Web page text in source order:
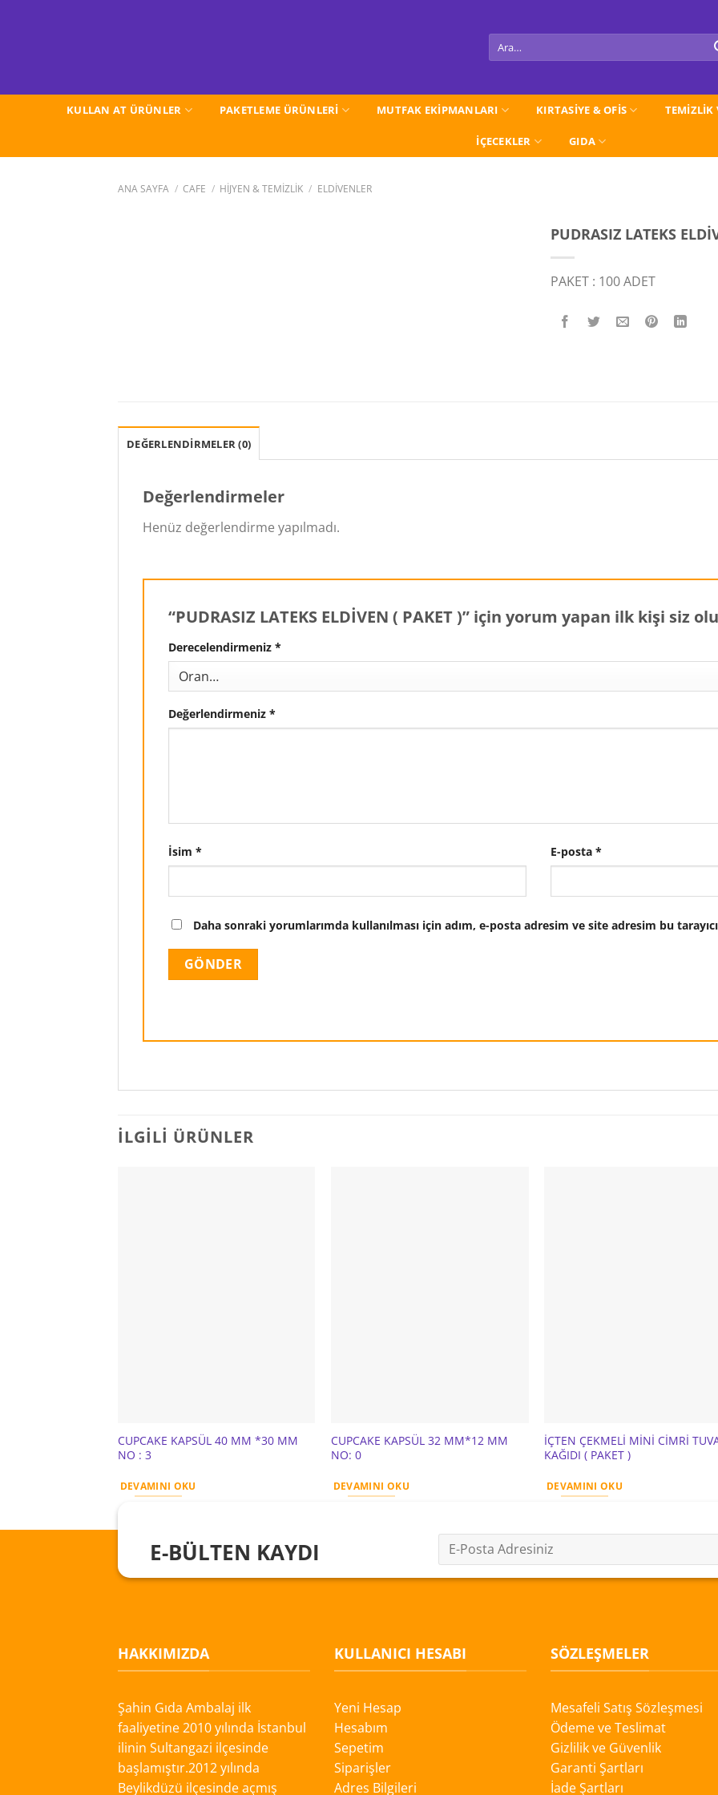
Ara:
KULLAN AT ÜRÜNLER PAKETLEME ÜRÜNLERİ MUTFAK EKİPMANLARI KIRTASİYE & OFİS TEMİZLİK
İÇECEKLER GIDA
ANA SAYFA / CAFE / HİJYEN & TEMİZLİK / ELDİVENLER
PUDRASIZ LATEKS
PAKET : 100 ADET
DEĞERLENDIRMELER (0)
Değerlendirmeler
Henüz değerlendirme yapılmadı.
“PUDRASIZ LATEKS ELDİVEN ( PAKET )” için yorum yapan ilk kişi siz
Derecelendirmeniz *
Değerlendirmeniz *
İsim * E-posta *
Daha sonraki yorumlarımda kullanılması için adım, e-posta adresim ve site adresim bu
İLGILI ÜRÜNLER
CUPCAKE KAPSÜL 40 MM *30 MM
NO : 3
DEVAMINI OKU
CUPCAKE KAPSÜL 32 MM*12 MM
NO: 0
DEVAMINI OKU
İÇTEN ÇEKMELİ MİNİ CİMRİ
KAĞIDI ( PAKET )
DEVAMINI OKU
E-BÜLTEN KAYDI
HAKKIMIZDA
Şahin Gıda Ambalaj ilk
faaliyetine 2010 yılında İstanbul
ilinin Sultangazi ilçesinde
başlamıştır.2012 yılında
Beylikdüzü ilçesinde açmış
KULLANICI HESABI
Yeni Hesap
Hesabım
Sepetim
Siparişler
Adres Bilgileri
SÖZLEŞMELER
Mesafeli Satış Sözleşmesi
Ödeme ve Teslimat
Gizlilik ve Güvenlik
Garanti Şartları
İade Şartları